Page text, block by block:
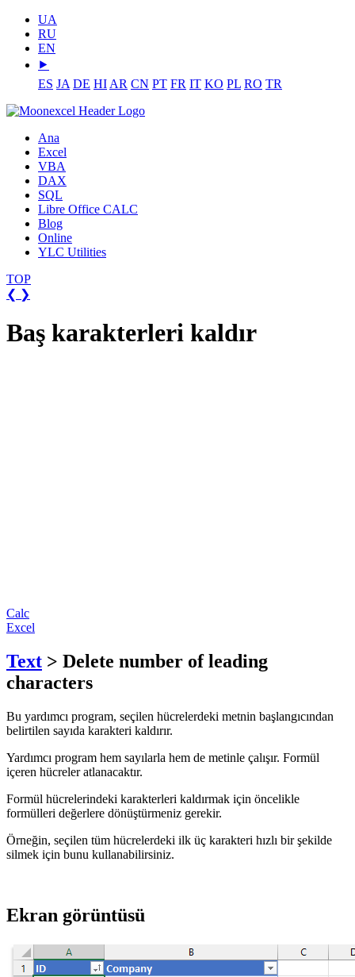
UA
RU
EN
⯈
ES JA DE HI AR CN PT FR IT KO PL RO TR
Ana
Excel
VBA
DAX
SQL
Libre Office CALC
Blog
Online
YLC Utilities
TOP
❮ ❯
Baş karakterleri kaldır
Calc
Excel
Text > Delete number of leading
characters
Bu yardımcı program, seçilen hücrelerdeki metnin başlangıcından
belirtilen sayıda karakteri kaldırır.
Yardımcı program hem sayılarla hem de metinle çalışır. Formül
içeren hücreler atlanacaktır.
Formül hücrelerindeki karakterleri kaldırmak için öncelikle
formülleri değerlere dönüştürmeniz gerekir.
Örneğin, seçilen tüm hücrelerdeki ilk üç karakteri hızlı bir şekilde
silmek için bunu kullanabilirsiniz.
Ekran görüntüsü